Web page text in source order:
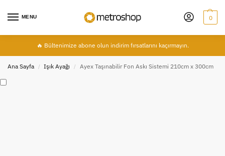
MENU 0
🔥 Bültenimize abone olun indirim fırsatlarını kaçırmayın.
Ana Sayfa / Işık Ayağı / Ayex Taşınabilir Fon Askı Sistemi 210cm x 300cm